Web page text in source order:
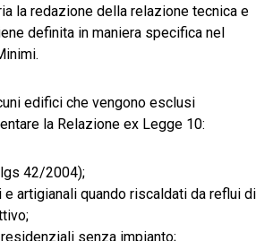
la redazione della relazione tecnica e
definita in maniera specifica nel
edifici che vengono esclusi
la Relazione ex Legge 10:
42/2004);
artigianali quando riscaldati da reflui di
senza impianto;